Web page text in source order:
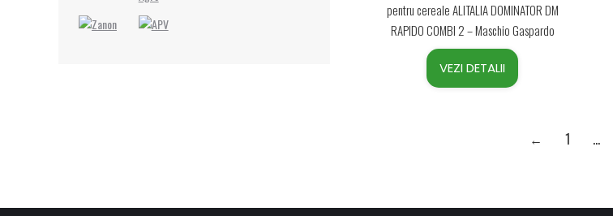
pentru cereale ALITALIA DOMINATOR DM
RAPIDO COMBI 2 – Maschio Gaspardo
VEZI DETALII
← 1 …